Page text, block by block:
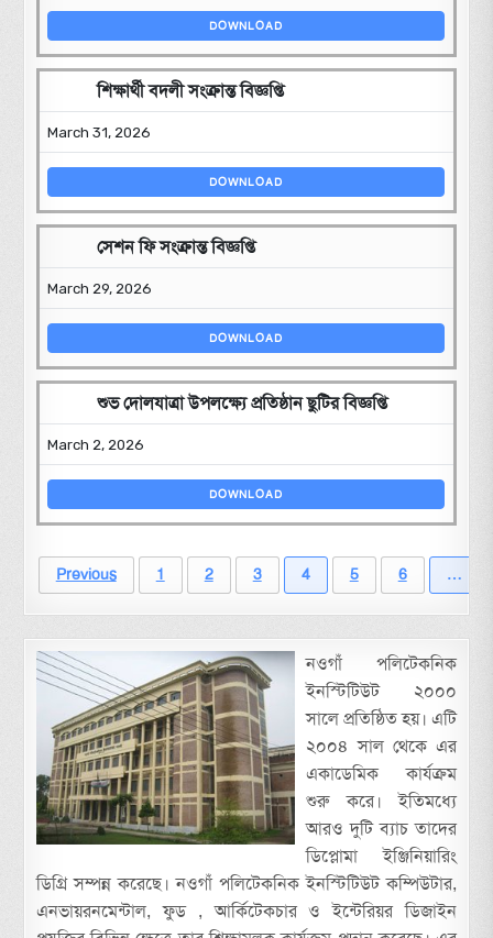
DOWNLOAD
শিক্ষার্থী বদলী সংক্রান্ত বিজ্ঞপ্তি
March 31, 2026
DOWNLOAD
সেশন ফি সংক্রান্ত বিজ্ঞপ্তি
March 29, 2026
DOWNLOAD
শুভ দোলযাত্রা উপলক্ষ্যে প্রতিষ্ঠান ছুটির বিজ্ঞপ্তি
March 2, 2026
DOWNLOAD
Previous 1 2 3 4 5 6 …
নওগাঁ পলিটেকনিক
ইনস্টিটিউট ২০০০
সালে প্রতিষ্ঠিত হয়। এটি
২০০৪ সাল থেকে এর
একাডেমিক কার্যক্রম
শুরু করে। ইতিমধ্যে
আরও দুটি ব্যাচ তাদের
ডিপ্লোমা ইঞ্জিনিয়ারিং
ডিগ্রি সম্পন্ন করেছে। নওগাঁ পলিটেকনিক ইনস্টিটিউট কম্পিউটার,
এনভায়রনমেন্টাল, ফুড , আর্কিটেকচার ও ইন্টেরিয়র ডিজাইন